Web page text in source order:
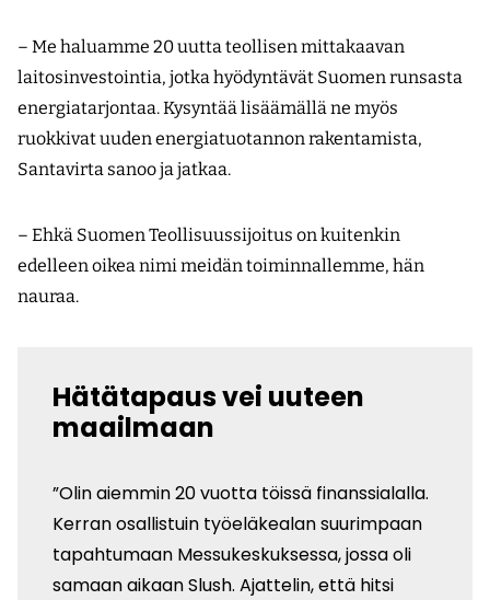
– Me haluamme 20 uutta teollisen mittakaavan
laitosinvestointia, jotka hyödyntävät Suomen runsasta
energiatarjontaa. Kysyntää lisäämällä ne myös
ruokkivat uuden energiatuotannon rakentamista,
Santavirta sanoo ja jatkaa.
– Ehkä Suomen Teollisuussijoitus on kuitenkin
edelleen oikea nimi meidän toiminnallemme, hän
nauraa.
Hätätapaus vei uuteen
maailmaan
”Olin aiemmin 20 vuotta töissä finanssialalla.
Kerran osallistuin työeläkealan suurimpaan
tapahtumaan Messukeskuksessa, jossa oli
samaan aikaan Slush. Ajattelin, että hitsi